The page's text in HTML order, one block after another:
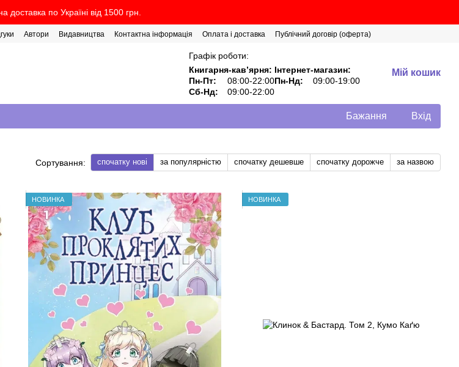
доставка по Україні від 1500 грн.
Автори Видавництва Контактна інформація Оплата і доставка
Публічний договір (оферта)
Графік роботи:
Книгарня-кавʼярня: Інтернет-магазин:
Пн-Пт:
08:00-22:00Пн-Нд:
09:00-19:00
Сб-Нд:
09:00-22:00
Мій кошик
Бажання Вхід
Сортування: спочатку нові за популярністю спочатку дешевше спочатку дорожче за назвою
НОВИНКА НОВИНКА